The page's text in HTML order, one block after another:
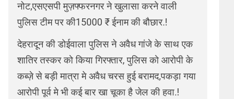
नोट,एसएसपी मुज़फ्फरनगर ने खुलासा करने वाली
पुलिस टीम पर की15000 ₹ ईनाम की बौछार.!
देहरादून की डोईवाला पुलिस ने अवैध गांजे के साथ एक
शातिर तस्कर को किया गिरफ्तार, पुलिस को आरोपी के
कब्ज़े से बड़ी मात्रा मे अवैध चरस हुई बरामद,पकड़ा गया
आरोपी पूर्व मे भी कई बार खा चूका है जेल की हवा.!